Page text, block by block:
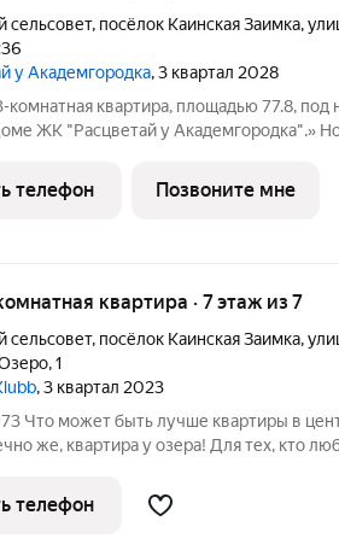
сельсовет, посёлок Каинская Заимка,
у Академгородка, 3 квартал 2028
комнатная квартира, площадью 77.8, под
ЖК "Расцветай у Академгородка".»
лесных просторов. Видовые
телефон Позвоните мне
комнатная квартира · 7 этаж из 7
сельсовет, посёлок Каинская Заимка,
,1
, 3 квартал 2023
Что может быть лучше квартиры в
же, квартира у озера! Для тех, кто
и умиротворение, проживая в
телефон